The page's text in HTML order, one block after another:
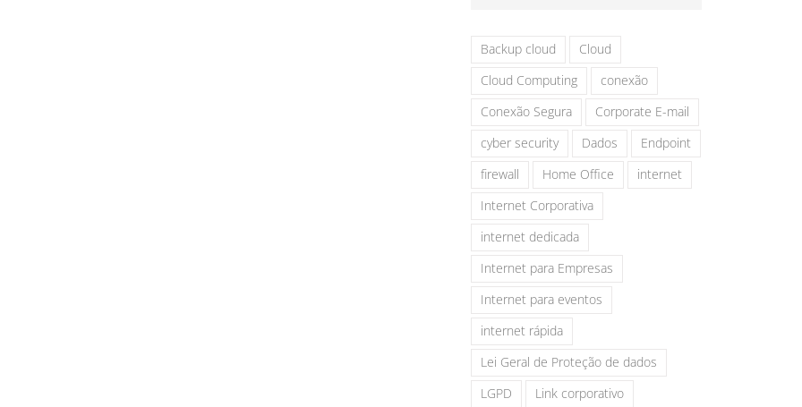
Backup cloud
Cloud
Cloud Computing
conexão
Conexão Segura
Corporate E-mail
cyber security
Dados
Endpoint
firewall
Home Office
internet
Internet Corporativa
internet dedicada
Internet para Empresas
Internet para eventos
internet rápida
Lei Geral de Proteção de dados
LGPD
Link corporativo